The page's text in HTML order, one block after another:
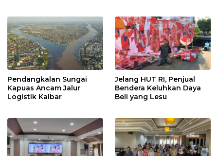
Pendangkalan Sungai
Kapuas Ancam Jalur
Logistik Kalbar
Jelang HUT RI, Penjual
Bendera Keluhkan Daya
Beli yang Lesu